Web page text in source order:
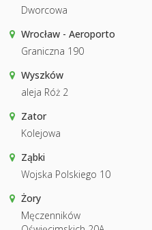
Dworcowa
Wrocław - Aeroporto
Graniczna 190
Wyszków
aleja Róż 2
Zator
Kolejowa
Ząbki
Wojska Polskiego 10
Żory
Męczenników